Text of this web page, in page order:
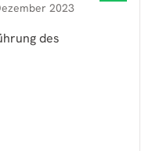
2023
des